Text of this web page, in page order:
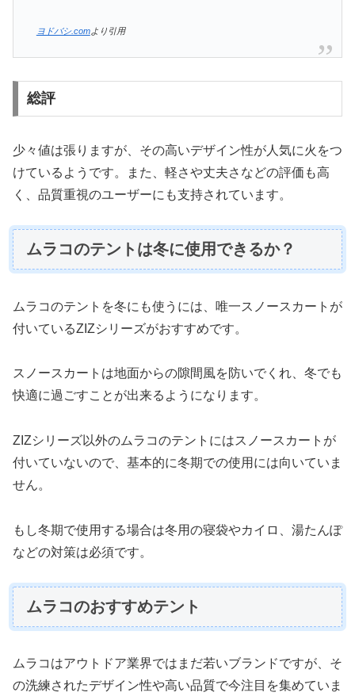
ヨドバシ.comより引用
総評
少々値は張りますが、その高いデザイン性が人気に火をつ
けているようです。また、軽さや丈夫さなどの評価も高
く、品質重視のユーザーにも支持されています。
ムラコのテントは冬に使用できるか？
ムラコのテントを冬にも使うには、唯一スノースカートが
付いているZIZシリーズがおすすめです。
スノースカートは地面からの隙間風を防いでくれ、冬でも
快適に過ごすことが出来るようになります。
ZIZシリーズ以外のムラコのテントにはスノースカートが
付いていないので、基本的に冬期での使用には向いていま
せん。
もし冬期で使用する場合は冬用の寝袋やカイロ、湯たんぽ
などの対策は必須です。
ムラコのおすすめテント
ムラコはアウトドア業界ではまだ若いブランドですが、そ
の洗練されたデザイン性や高い品質で今注目を集めていま